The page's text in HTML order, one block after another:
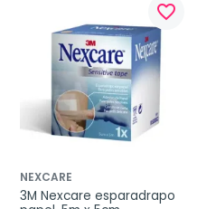
favorite_border
NEXCARE
3M Nexcare esparadrapo